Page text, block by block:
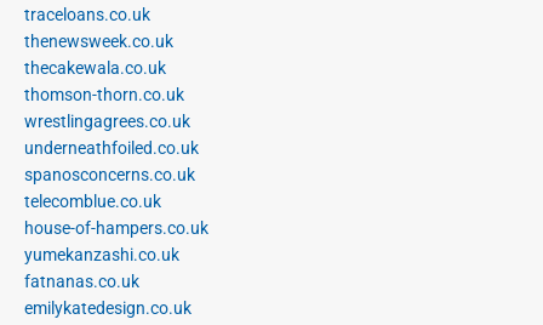
traceloans.co.uk
thenewsweek.co.uk
thecakewala.co.uk
thomson-thorn.co.uk
wrestlingagrees.co.uk
underneathfoiled.co.uk
spanosconcerns.co.uk
telecomblue.co.uk
house-of-hampers.co.uk
yumekanzashi.co.uk
fatnanas.co.uk
emilykatedesign.co.uk